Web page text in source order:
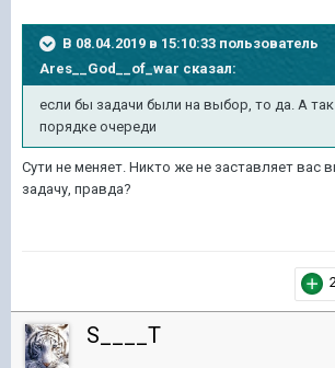
В 08.04.2019 в 15:10:33 пользователь
Ares__God__of_war сказал:
если бы задачи были на выбор, то да. А так
порядке очереди
Сути не меняет. Никто же не заставляет вас
задачу, правда?
S____T